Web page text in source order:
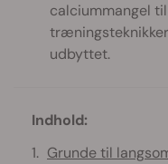
calciummangel
udbyttet.
Indhold:
Grunde til